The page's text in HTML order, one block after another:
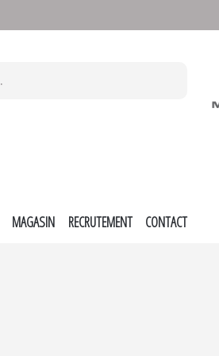
MAGASIN RECRUTEMENT CONTACT